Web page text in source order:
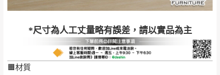
*尺寸為人工丈量略有誤差，請以實品為主
🟧材質
台北市、新北市地區固定每周(三)、(日)兩天收送貨
退換貨說明：
公司客服人員，我們將為您更換新品，運費
皆由本站負責，所有退回及換貨之商品必須
是全新狀態且完整包裝，床墊、床包、枕頭